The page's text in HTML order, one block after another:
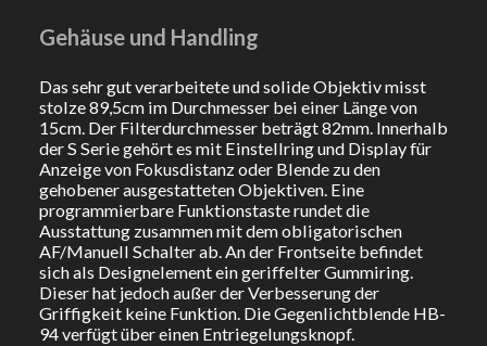
Gehäuse und Handling
Das sehr gut verarbeitete und solide Objektiv misst
stolze 89,5cm im Durchmesser bei einer Länge von
15cm. Der Filterdurchmesser beträgt 82mm. Innerhalb
der S Serie gehört es mit Einstellring und Display für
Anzeige von Fokusdistanz oder Blende zu den
gehobener ausgestatteten Objektiven. Eine
programmierbare Funktionstaste rundet die
Ausstattung zusammen mit dem obligatorischen
AF/Manuell Schalter ab. An der Frontseite befindet
sich als Designelement ein geriffelter Gummiring.
Dieser hat jedoch außer der Verbesserung der
Griffigkeit keine Funktion. Die Gegenlichtblende HB-
94 verfügt über einen Entriegelungsknopf.